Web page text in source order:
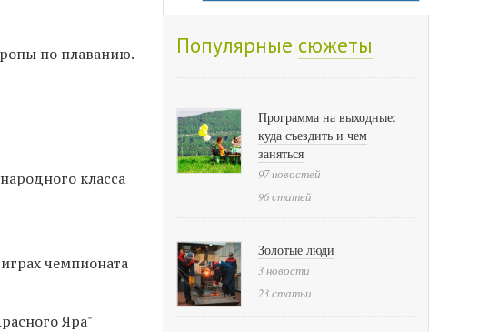
по плаванию.
класса
чемпионата
Яра"
Популярные сюжеты
Программа на выходные:
куда съездить и чем
заняться
97 новостей
96 статей
Золотые люди
3 новости
23 статьи